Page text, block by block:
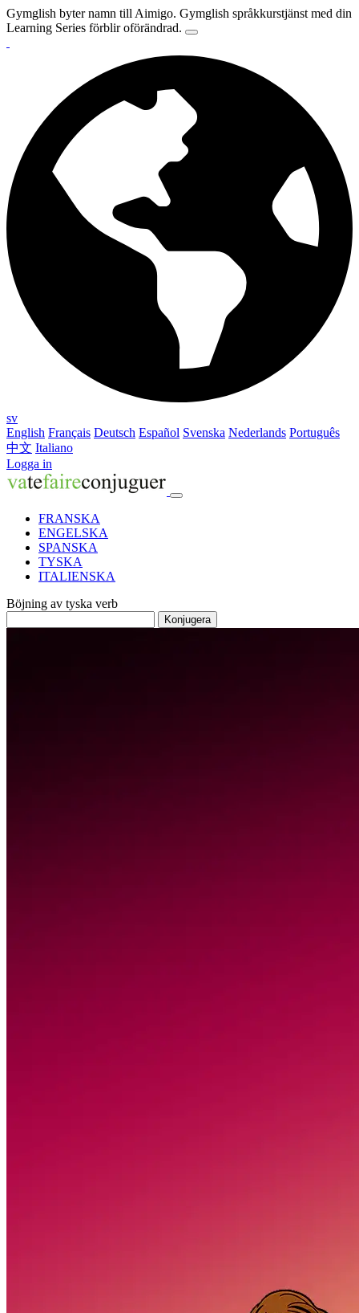
Gymglish byter namn till Aimigo. Gymglish språkkurstjänst med din
Learning Series förblir oförändrad.
sv
English Français Deutsch Español Svenska Nederlands Português
中文 Italiano
Logga in
FRANSKA
ENGELSKA
SPANSKA
TYSKA
ITALIENSKA
Böjning av tyska verb